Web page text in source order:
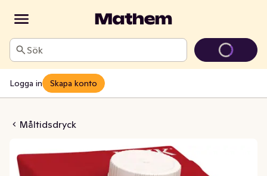
Sök
Logga in Skapa konto
Måltidsdryck